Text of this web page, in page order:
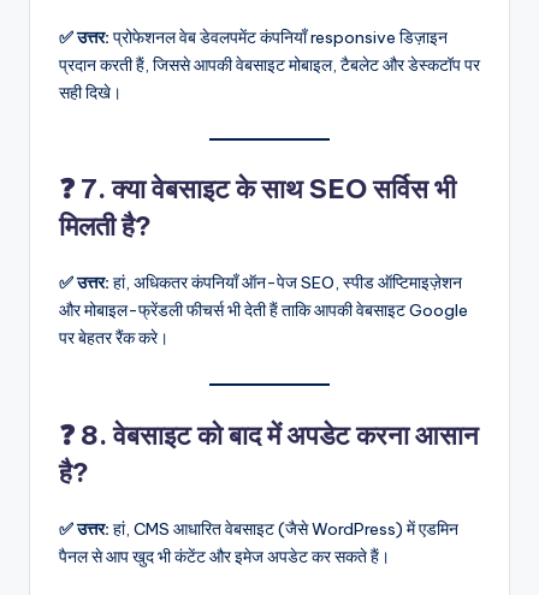
✅ उत्तर: प्रोफेशनल वेब डेवलपमेंट कंपनियाँ responsive डिज़ाइन
प्रदान करती हैं, जिससे आपकी वेबसाइट मोबाइल, टैबलेट और डेस्कटॉप पर
सही दिखे।
❓ 7. क्या वेबसाइट के साथ SEO सर्विस भी
मिलती है?
✅ उत्तर: हां, अधिकतर कंपनियाँ ऑन-पेज SEO, स्पीड ऑप्टिमाइज़ेशन
और मोबाइल-फ्रेंडली फीचर्स भी देती हैं ताकि आपकी वेबसाइट Google
पर बेहतर रैंक करे।
❓ 8. वेबसाइट को बाद में अपडेट करना आसान
है?
✅ उत्तर: हां, CMS आधारित वेबसाइट (जैसे WordPress) में एडमिन
पैनल से आप खुद भी कंटेंट और इमेज अपडेट कर सकते हैं।